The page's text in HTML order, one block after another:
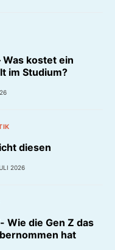
Was kostet ein
im Studium?
diesen
2026
Wie die Gen Z das
hat